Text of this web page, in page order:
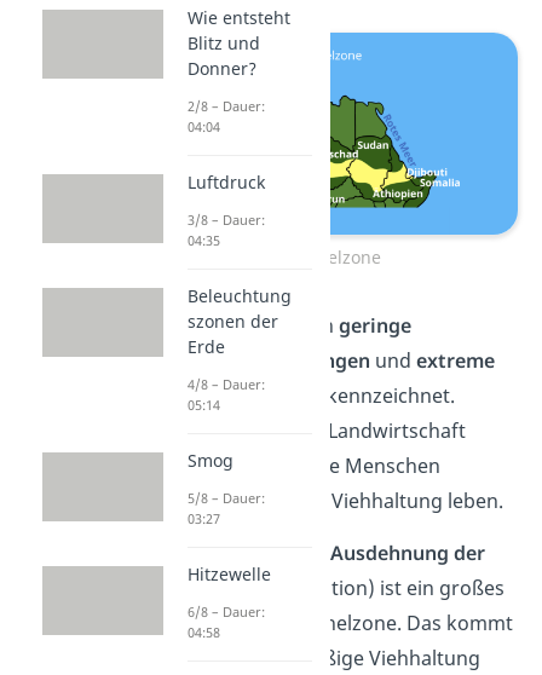
Sahelzone
Der Sahel ist durchgeringe
Niederschlagsmengen undextreme
Dürreperioden
gekennzeichnet.
Dadurch ist kaum Landwirtschaft
möglich, sodass die Menschen
hauptsächlich von Viehhaltung leben.
Aber vor allem dieAusdehnung der
Wüste(Desertifikation) ist ein großes
Problemin der Sahelzone. Das kommt
durch die übermäßige Viehhaltung
Wie entsteht
Blitz und
Donner?
2/8 – Dauer:
04:04
Luftdruck
3/8 – Dauer:
04:35
Beleuchtung
szonen der
Erde
4/8 – Dauer:
05:14
Smog
5/8 – Dauer:
03:27
Hitzewelle
6/8 – Dauer:
04:58